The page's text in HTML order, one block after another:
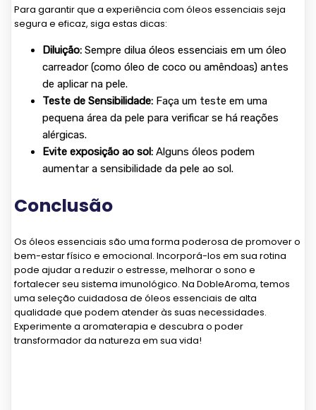
Para garantir que a experiência com óleos essenciais seja
segura e eficaz, siga estas dicas:
Diluição: Sempre dilua óleos essenciais em um óleo
carreador (como óleo de coco ou amêndoas) antes
de aplicar na pele.
Teste de Sensibilidade: Faça um teste em uma
pequena área da pele para verificar se há reações
alérgicas.
Evite exposição ao sol: Alguns óleos podem
aumentar a sensibilidade da pele ao sol.
Conclusão
Os óleos essenciais são uma forma poderosa de promover o
bem-estar físico e emocional. Incorporá-los em sua rotina
pode ajudar a reduzir o estresse, melhorar o sono e
fortalecer seu sistema imunológico. Na DobleAroma, temos
uma seleção cuidadosa de óleos essenciais de alta
qualidade que podem atender às suas necessidades.
Experimente a aromaterapia e descubra o poder
transformador da natureza em sua vida!